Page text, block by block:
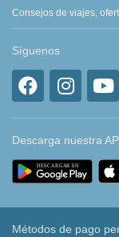
Consejos de viajes,
Síguenos
Descarga nuestra
Métodos de pago